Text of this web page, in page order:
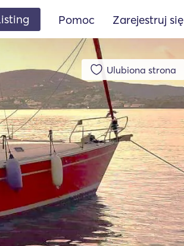
Pomoc Zarejestruj się
Ulubiona strona